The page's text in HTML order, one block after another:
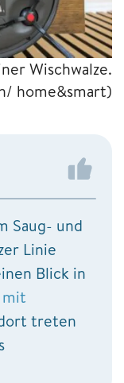
Wischwalze.
home&smart)
Saug- und
Linie
Blick in
mit
treten